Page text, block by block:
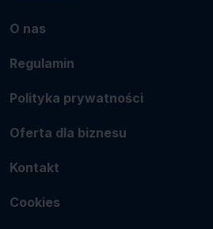
O nas
Regulamin
Polityka prywatności
Oferta dla biznesu
Kontakt
Cookies